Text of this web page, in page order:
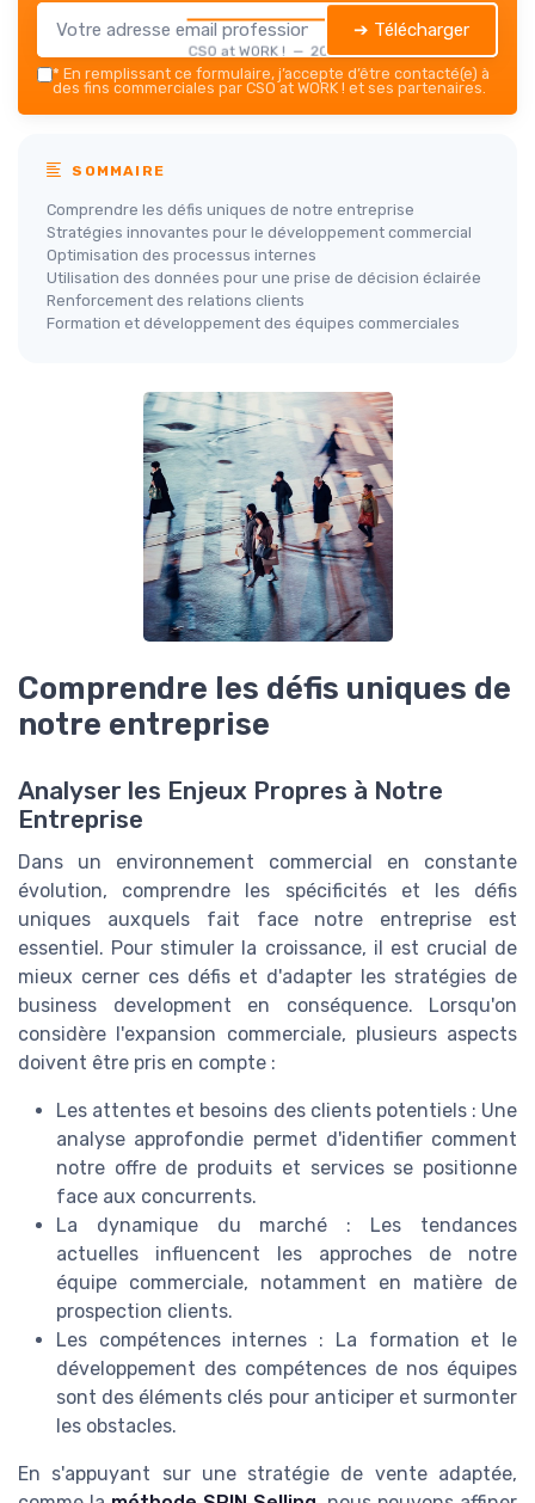
CSO at WORK ! — 2026
➔ Télécharger
* En remplissant ce formulaire, j’accepte d’être contacté(e) à
des fins commerciales par CSO at WORK ! et ses partenaires.
SOMMAIRE
Comprendre les défis uniques de notre entreprise
Stratégies innovantes pour le développement commercial
Optimisation des processus internes
Utilisation des données pour une prise de décision éclairée
Renforcement des relations clients
Formation et développement des équipes commerciales
Comprendre les défis uniques de
notre entreprise
Analyser les Enjeux Propres à Notre
Entreprise
Dans un environnement commercial en constante
évolution, comprendre les spécificités et les défis
uniques auxquels fait face notre entreprise est
essentiel. Pour stimuler la croissance, il est crucial de
mieux cerner ces défis et d'adapter les stratégies de
business development en conséquence. Lorsqu'on
considère l'expansion commerciale, plusieurs aspects
doivent être pris en compte :
Les attentes et besoins des clients potentiels : Une
analyse approfondie permet d'identifier comment
notre offre de produits et services se positionne
face aux concurrents.
La dynamique du marché : Les tendances
actuelles influencent les approches de notre
équipe commerciale, notamment en matière de
prospection clients.
Les compétences internes : La formation et le
développement des compétences de nos équipes
sont des éléments clés pour anticiper et surmonter
les obstacles.
En s'appuyant sur une stratégie de vente adaptée,